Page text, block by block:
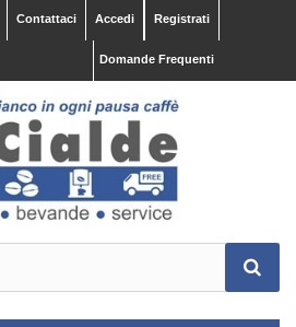
Registrati
Accedi
Contattaci
Domande Frequenti